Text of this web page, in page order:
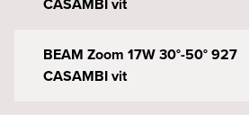
BEAM Zoom 17W 30°-50° 927
CASAMBI vit